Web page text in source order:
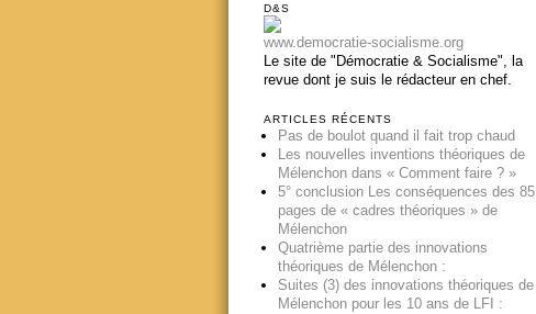
D&S
www.democratie-socialisme.org
Le site de "Démocratie & Socialisme", la
revue dont je suis le rédacteur en chef.
ARTICLES RÉCENTS
Pas de boulot quand il fait trop chaud
Les nouvelles inventions théoriques de
Mélenchon dans « Comment faire ? »
5° conclusion Les conséquences des 85
pages de « cadres théoriques » de
Mélenchon
Quatrième partie des innovations
théoriques de Mélenchon :
Suites (3) des innovations théoriques de
Mélenchon pour les 10 ans de LFI :